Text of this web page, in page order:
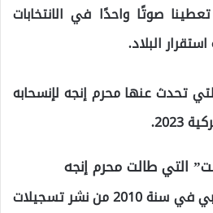
صوتًا واحدًا في الانتخابات
البلاد.
تحدث عنها محرم إنجه لإنسحابه
التي طالت محرم إنجه
تمكن تنظيم غولن الإرهابي في سنة 2010 من نشر تسجيلات